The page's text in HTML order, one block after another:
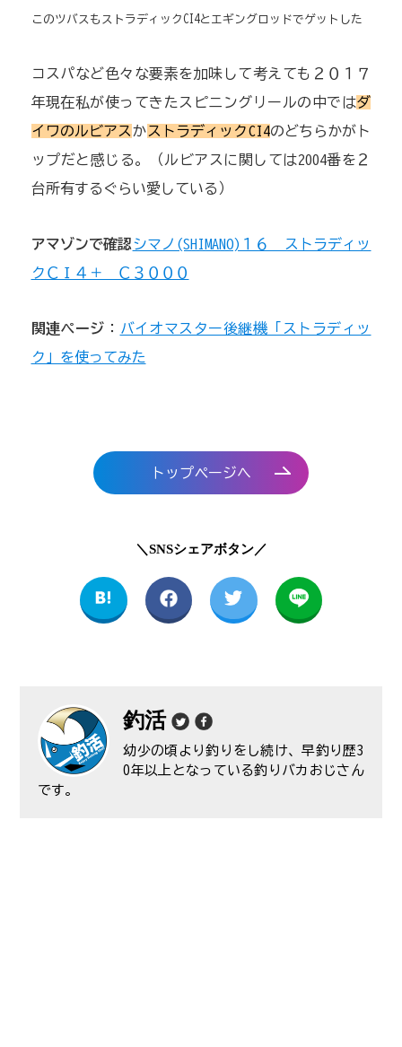
このツバスもストラディックCI4とエギングロッドでゲットした
コスパなど色々な要素を加味して考えても２０１７
年現在私が使ってきたスピニングリールの中ではダ
イワのルビアス かストラディックCI4のどちらかがト
ップだと感じる。（ルビアスに関しては2004番を２
台所有するぐらい愛している）
アマゾンで確認シマノ(SHIMANO)１６ ストラディッ
クＣＩ４＋ Ｃ３０００
関連ページ ：
バイオマスター後継機「ストラディッ
ク」を使ってみた
トップページへ
＼SNSシェアボタン／
釣活
幼少の頃より釣りをし続け、早釣り歴3
0年以上となっている釣りバカおじさん
です。